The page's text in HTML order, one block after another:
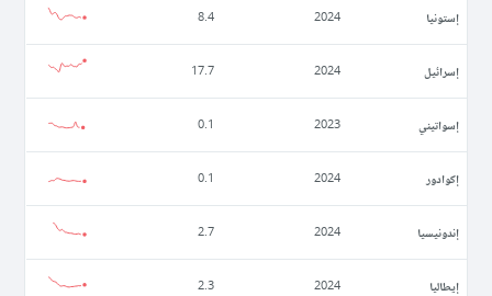
إستونيا 2024
8.4
إسرائيل 2024
17.7
إسواتيني 2023
0.1
إكوادور 2024
0.1
إندونيسيا 2024
2.7
إيطاليا 2024
2.3